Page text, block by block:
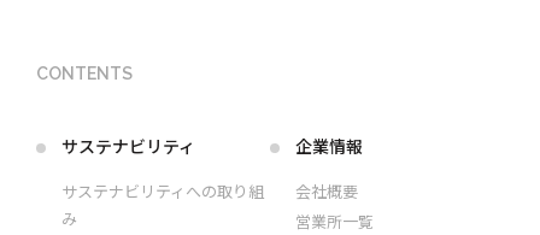
CONTENTS
サステナビリティ
サステナビリティへの取り組
み
企業情報
会社概要
営業所一覧